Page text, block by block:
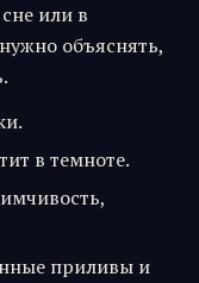
или в
объяснять,
в темноте.
приливы и